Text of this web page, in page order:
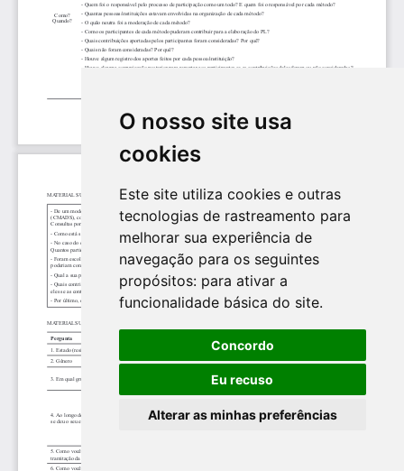
O nosso site usa
cookies
Este site utiliza cookies e outras
tecnologias de rastreamento para
melhorar sua experiência de
navegação para os seguintes
propósitos: para ativar a
funcionalidade básica do site.
Concordo
Eu recuso
Alterar as minhas preferências